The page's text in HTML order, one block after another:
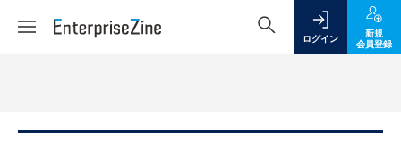
ログイン
新規
会員登録